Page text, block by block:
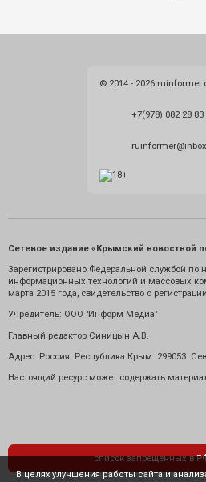
© 2014 - 2026
+7(978) 082 28 83
Сетевое издание «Крымский новостной
Зарегистрировано Федеральной службой по
информационных технологий и массовых
марта 2015 года, свидетельство о
Учредитель: ООО "Информ Медиа"
Главный редактор Синицын А.В.
Адрес: Россия. Республика Крым. 299053.
Настоящий ресурс может содержать
список запрещенных в
В целях улучшения работы сайта и